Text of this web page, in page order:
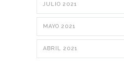
JULIO 2021
MAYO 2021
ABRIL 2021